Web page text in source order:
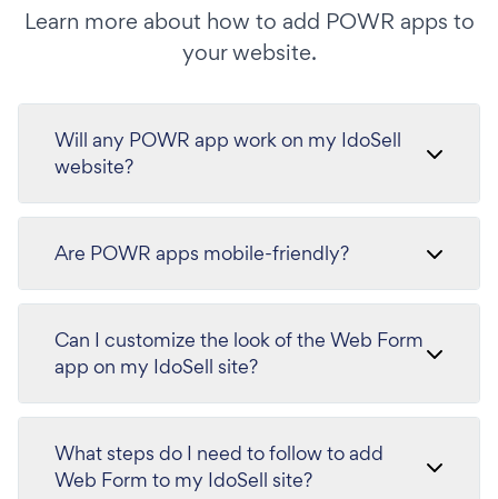
Learn more about how to add POWR apps to
your website.
Will any POWR app work on my IdoSell
website?
Are POWR apps mobile-friendly?
Can I customize the look of the Web Form
app on my IdoSell site?
What steps do I need to follow to add
Web Form to my IdoSell site?